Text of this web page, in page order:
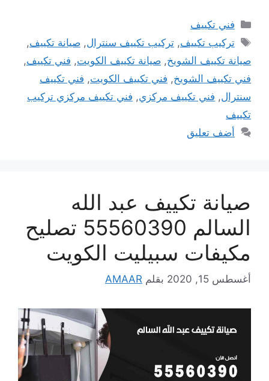
التصنيفات
فني تكييف
الوسوم
تركيب تكييف,تركيب تكييف سنترال,صيانة تكييف,
صيانة تكييف الشويخ, صيانة تكييف الكويت, فني تكييف,
فني تكييف الشويخ, فني تكييف الكويت, فني تكييف
سنترال, فني تكييف مركزي, فني تكييف مركزي تركيب
تكييف
أضف تعليق
صيانة تكييف عبد الله
السالم 55560390 تصليح
مكيفات سبيليت الكويت
أغسطس 15, 2020 بقلم AMAAR